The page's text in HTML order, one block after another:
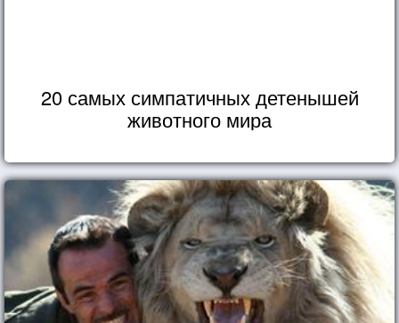
20 самых симпатичных детенышей
животного мира